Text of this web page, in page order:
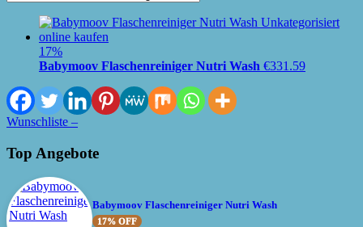
17%
Babymoov Flaschenreiniger Nutri Wash €331.59
Wunschliste –
Top Angebote
Babymoov Flaschenreiniger Nutri Wash
17% OFF